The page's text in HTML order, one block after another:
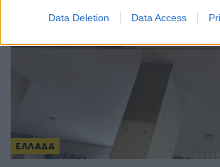
Data Deletion Data Access
ΕΛΛΑΔΑ